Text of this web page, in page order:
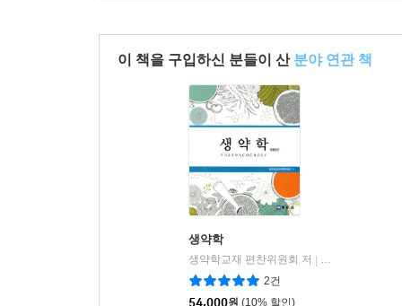
이 책을 구입하신 분들이 산 분야 연관 책
생약학
생약학교재 편찬위원회 저
동명사
2건
54,000원 (10% 할인)